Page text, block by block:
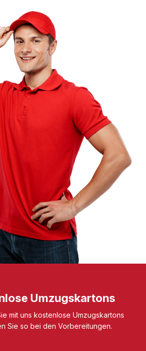
Umzugskartons
mit uns kostenlose Umzugskartons
Sie so bei den Vorbereitungen.